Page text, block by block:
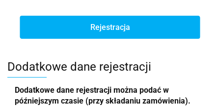
Rejestracja
Dodatkowe dane rejestracji
Dodatkowe dane rejestracji można podać w
późniejszym czasie (przy składaniu zamówienia).